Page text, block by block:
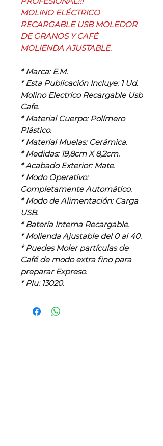
MOLINO ELÉCTRICO
RECARGABLE USB MOLEDOR
DE GRANOS Y CAFÉ
MOLIENDA AJUSTABLE.
* Marca: E.M.
* Esta Publicación Incluye: 1 Ud.
Molino Electrico Recargable Usb
Cafe.
* Material Cuerpo: Polímero
Plástico.
* Material Muelas: Cerámica.
* Medidas: 19,8cm X 8,2cm.
* Acabado Exterior: Mate.
* Modo Operativo:
Completamente Automático.
* Modo de Alimentación: Carga
USB.
* Batería Interna Recargable.
* Molienda Ajustable del 0 al 40.
* Puedes Moler partículas de
Café de modo extra fino para
preparar Expreso.
* Plu: 13020.